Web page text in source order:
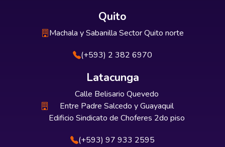
Quito
Machala y Sabanilla Sector Quito norte
(+593) 2 382 6970
Latacunga
Calle Belisario Quevedo
Entre Padre Salcedo y Guayaquil
Edificio Sindicato de Choferes 2do piso
(+593) 97 933 2595